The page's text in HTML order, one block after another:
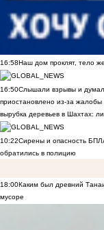
16:58Наш дом проклят, тело
16:50Слышали взрывы и
приостановлено из-за жалобы
вырубка деревьев в Шахтах:
10:22Сирены и опасность
обратились в полицию
18:00Каким был древний
мусоре